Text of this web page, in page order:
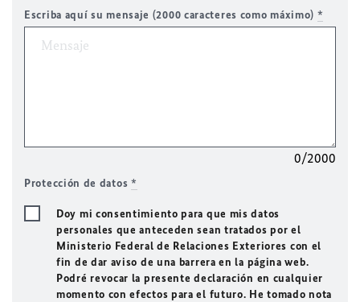
Escriba aquí su mensaje (2000 caracteres como máximo) *
0/2000
Protección de datos *
Doy mi consentimiento para que mis datos
personales que anteceden sean tratados por el
Ministerio Federal de Relaciones Exteriores con el
fin de dar aviso de una barrera en la página web.
Podré revocar la presente declaración en cualquier
momento con efectos para el futuro. He tomado nota